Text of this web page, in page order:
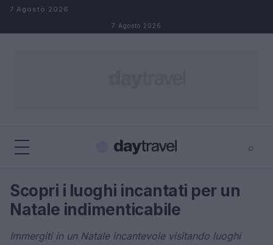
Salta al contenuto
7 Agosto 2026
7 Agosto 2026
⌕
Cerca ⌕
Scopri i luoghi incantati per un
Natale indimenticabile
Immergiti in un Natale incantevole visitando luoghi